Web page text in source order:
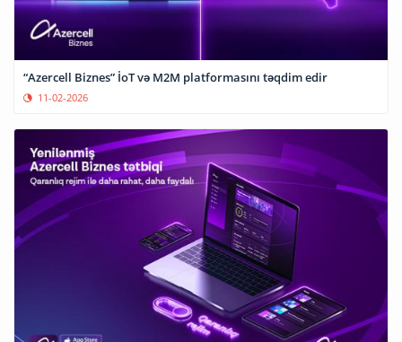
“Azercell Biznes” İoT və M2M platformasını təqdim edir
11-02-2026